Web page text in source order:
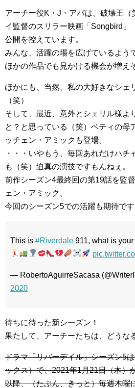
アーチー役K・J・アパは、破壊王（
イ監督のスリラー映画「Songbird」
公開を控えています。
みんな、活躍の場を広げているよう
ほかの作品でも見かける機会が増え
ほかにも、当然、私の大好きなシェ
（笑）
そして、最近、意外とシェリル様よ
と？と思っている（笑）ベティの母
ッチェン・アミックも登場。
・・・いやもう、毎回あれだけハチ
も（笑）迫真の演技ですもんねぇ。
前作シーズン4最終回の第19話を監
ェン・アミック。
今回のシーズン5での活躍も期待です
This is #Riverdale 911, what is
— RobertoAguirreSacasa
2020
待ちに待った新シーズン！
果たして、アーチーたちは、どうな
ドラマ「リバーデイル」シーズン5
ックス）で、2021年1月21日（木）
以降、（たぶん、きっと）毎週木曜